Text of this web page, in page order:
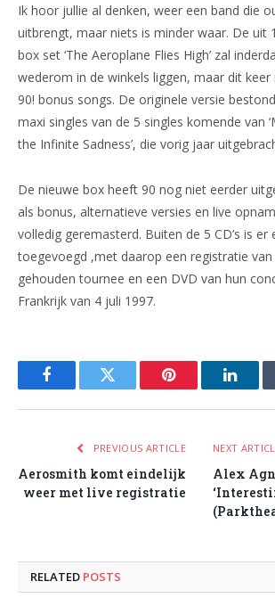
Ik hoor jullie al denken, weer een band die
uitbrengt, maar niets is minder waar. De uit
box set ‘The Aeroplane Flies High’ zal
wederom in de winkels liggen, maar dit
90! bonus songs. De originele versie
maxi singles van de 5 singles komende van
the Infinite Sadness’, die vorig jaar
De nieuwe box heeft 90 nog niet eerder
als bonus, alternatieve versies en live
volledig geremasterd. Buiten de 5 CD’s is er
toegevoegd ,met daarop een registratie van
gehouden tournee en een DVD van hun
Frankrijk van 4 juli 1997.
FacebookTwitter Pinterest
PREVIOUS ARTICLE
Aerosmith komt eindelijk
weer met live registratie
NEXT
Alex
RELATED POSTS